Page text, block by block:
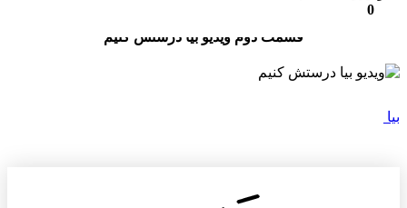
قسمت دوم ویدیو بیا درستش کنیم